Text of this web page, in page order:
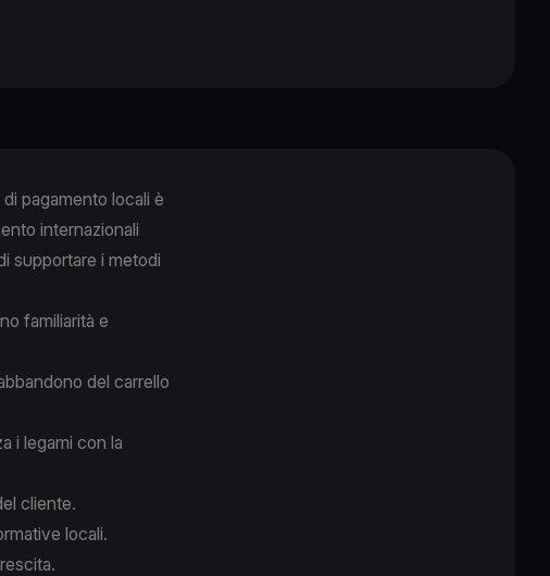
pagamento locali è
internazionali
supportare i metodi
familiarità e
del carrello
i legami con la
cliente.
locali.